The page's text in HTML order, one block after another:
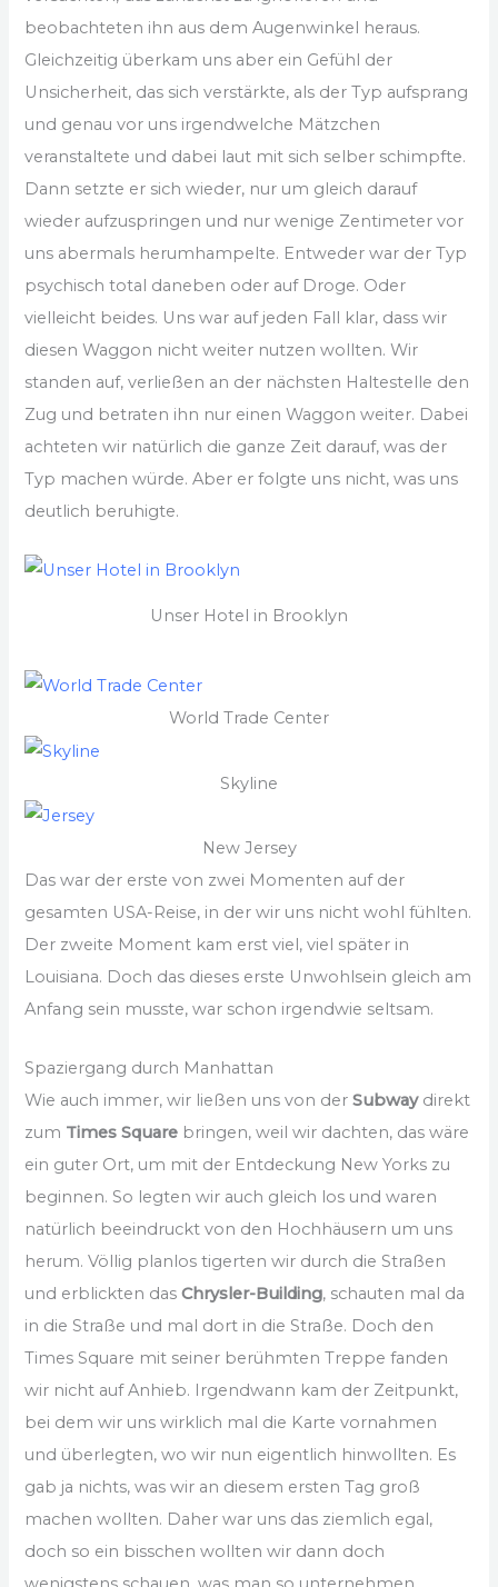
beobachteten ihn aus dem Augenwinkel heraus.
Gleichzeitig überkam uns aber ein Gefühl der
Unsicherheit, das sich verstärkte, als der Typ aufsprang
und genau vor uns irgendwelche Mätzchen
veranstaltete und dabei laut mit sich selber schimpfte.
Dann setzte er sich wieder, nur um gleich darauf
wieder aufzuspringen und nur wenige Zentimeter vor
uns abermals herumhampelte. Entweder war der Typ
psychisch total daneben oder auf Droge. Oder
vielleicht beides. Uns war auf jeden Fall klar, dass wir
diesen Waggon nicht weiter nutzen wollten. Wir
standen auf, verließen an der nächsten Haltestelle den
Zug und betraten ihn nur einen Waggon weiter. Dabei
achteten wir natürlich die ganze Zeit darauf, was der
Typ machen würde. Aber er folgte uns nicht, was uns
deutlich beruhigte.
Unser Hotel in Brooklyn
World Trade Center
Skyline
New Jersey
Das war der erste von zwei Momenten auf der
gesamten USA-Reise, in der wir uns nicht wohl fühlten.
Der zweite Moment kam erst viel, viel später in
Louisiana. Doch das dieses erste Unwohlsein gleich am
Anfang sein musste, war schon irgendwie seltsam.
Spaziergang durch Manhattan
Wie auch immer, wir ließen uns von derSubwaydirekt
zum Times Square bringen, weil wir dachten, das wäre
ein guter Ort, um mit der Entdeckung New Yorks zu
beginnen. So legten wir auch gleich los und waren
natürlich beeindruckt von den Hochhäusern um uns
herum. Völlig planlos tigerten wir durch die Straßen
und erblickten dasChrysler-Building, schauten mal da
in die Straße und mal dort in die Straße. Doch den
Times Square mit seiner berühmten Treppe fanden
wir nicht auf Anhieb. Irgendwann kam der Zeitpunkt,
bei dem wir uns wirklich mal die Karte vornahmen
und überlegten, wo wir nun eigentlich hinwollten. Es
gab ja nichts, was wir an diesem ersten Tag groß
machen wollten. Daher war uns das ziemlich egal,
doch so ein bisschen wollten wir dann doch